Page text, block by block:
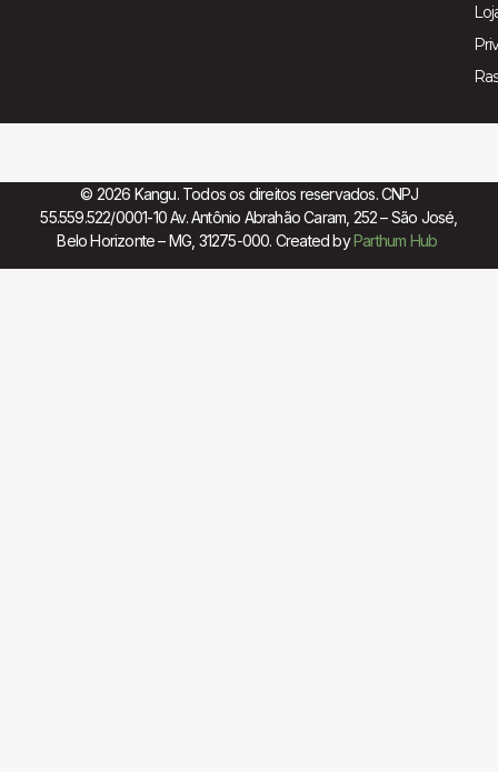
© 2026 Kangu. Todos os direitos reservados. CNPJ
55.559.522/0001-10 Av. Antônio Abrahão Caram, 252 – São José,
Belo Horizonte – MG, 31275-000. Created byParthum Hub